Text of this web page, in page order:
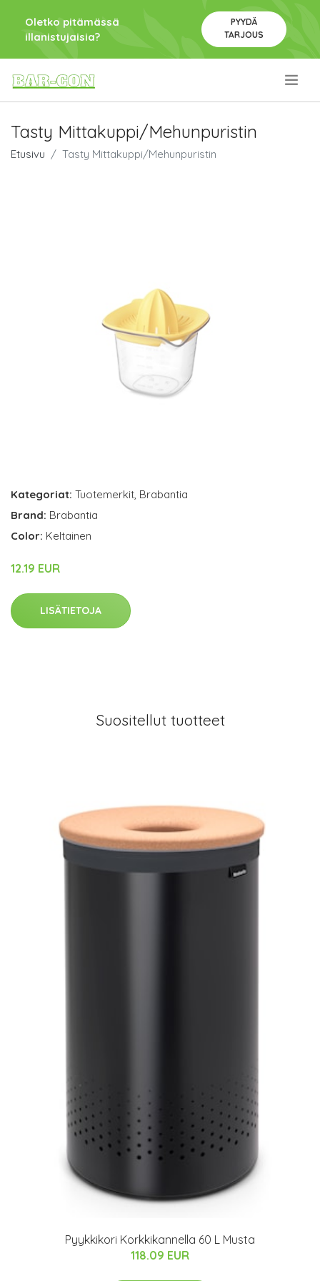
Oletko pitämässä
illanistujaisia?
PYYDÄ
TARJOUS
Tasty Mittakuppi/Mehunpuristin
Etusivu Tasty Mittakuppi/Mehunpuristin
Kategoriat: Tuotemerkit, Brabantia
Brand: Brabantia
Color: Keltainen
12.19 EUR
LISÄTIETOJA
Suositellut tuotteet
Pyykkikori Korkkikannella 60 L Musta
118.09 EUR